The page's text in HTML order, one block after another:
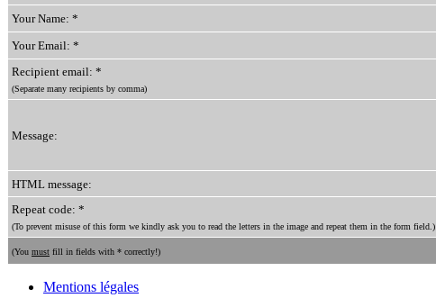
Your Name: *
Your Email: *
Recipient email: *
(Separate many recipients by comma)
Message:
HTML message:
Repeat code: *
(To prevent misuse of this form we kindly ask you to read the letters in the image and repeat them in the form field.)
(You must fill in fields with * correctly!)
Mentions légales